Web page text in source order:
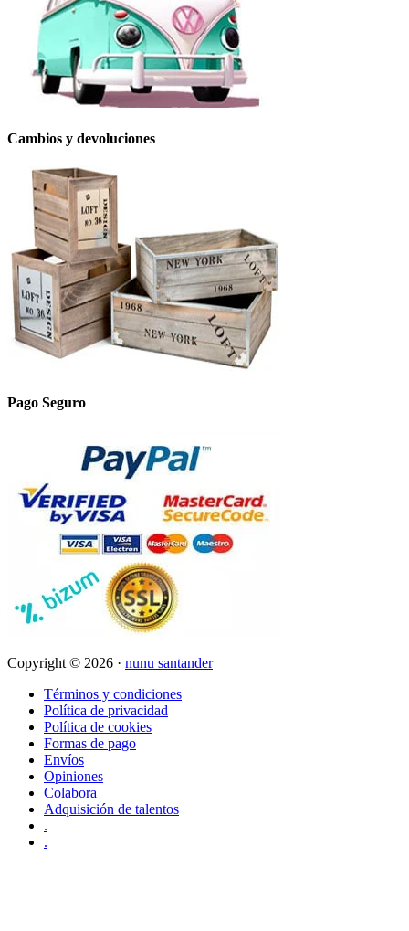
Cambios y devoluciones
Pago Seguro
Copyright © 2026 · nunu santander
Términos y condiciones
Política de privacidad
Política de cookies
Formas de pago
Envíos
Opiniones
Colabora
Adquisición de talentos
.
.